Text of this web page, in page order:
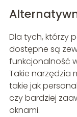
Dla tych, którzy
dostępne są
funkcjonalność
Takie narzędzia
takie jak
czy bardziej
oknami.